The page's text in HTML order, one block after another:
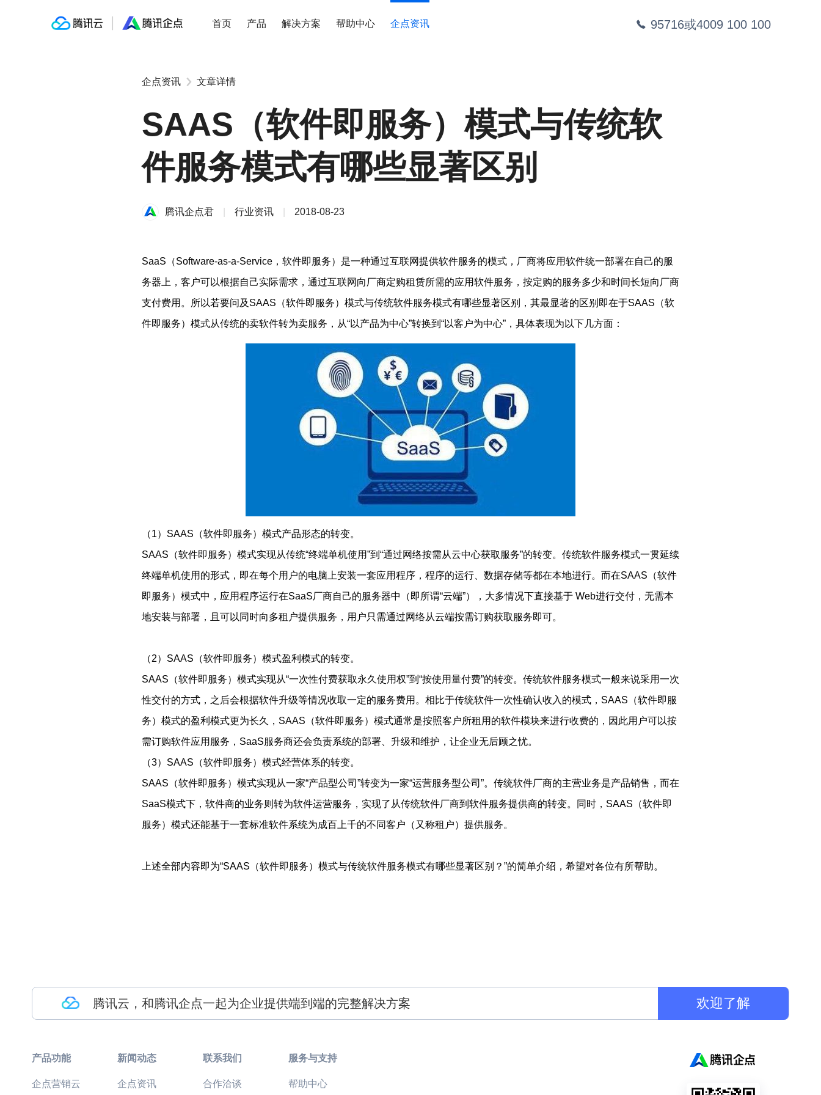
首页 产品 解决方案 帮助中心 企点资讯 95716或4009 100 100
企点资讯 文章详情
SAAS（软件即服务）模式与传统软
件服务模式有哪些显著区别
腾讯企点君 行业资讯 2018-08-23
SaaS（Software-as-a-Service，软件即服务）是一种通过互联网提供软件服务的模式，厂商将应用软件统一部署在自己的服
务器上，客户可以根据自己实际需求，通过互联网 向厂商定购租赁所需的应用软件服务，按定购的服务多少和时间长短向厂商
支付费用。所以若要问及SAAS（软件即服务）模式与传统软件服务模式有哪些显著区别，其最显著的区别即在于SAAS（软
件即服务）模式从传统的卖软件转为卖服务，从“以产品为中心”转换到“以客户为中心”，具体表现为以下几方面：
（1）SAAS（软件即服务）模式产品形态的转变。
SAAS（软件即服务）模式实现从传统“终端单机使用”到“通过网络按需从云中心获取服务”的转变。传统软件服务模式一贯延续
终端单机使用的形式，即在每个用户的电脑上安装一套应用程序，程序的运行、数据存储等都在本地进行。而在SAAS（软件
即服务）模式中，应用程序运行在SaaS厂商自己的服务器中（即所谓“云端”），大多情况下直接基于 Web进行交付，无需本
地安装与部署，且可以同时向多租户提供服务，用户只需通过网络从云端按需订购获取服务即可。
（2）SAAS（软件即服务）模式盈利模式的转变。
SAAS（软件即服务）模式实现从“一次性付费获取永久使用权”到“按使用量付费”的转变。传统软件服务模式一般来说采用一次
性交付的方式，之后会根据软件升级等情况收取一定的服务费用。相比于传统软件一次性确认收入的模式，SAAS（软件即服
务）模式的盈利模式更为长久，SAAS（软件即服务）模式通常是按照客户所租用的软件模块来进行收费的，因此用户可以按
需订购软件应用服务，SaaS服务商还会负责系统的部署、升级和维护，让企业无后顾之忧。
（3）SAAS（软件即服务）模式经营体系的转变。
SAAS（软件即服务）模式实现从一家“产品型公司”转变为一家“运营服务型公司”。传统软件厂商的主营业务是产品销售，而在
SaaS模式下，软件商的业务则转为软件运营服务，实现了从传统软件厂商到软件服务提供商的转变。同时，SAAS（软件即
服务）模式还能基于一套标准软件系统为成百上千的不同客户（又称租户）提供服务。
上述全部内容即为“SAAS（软件即服务）模式与传统软件服务模式有哪些显著区别？”的简单介绍，希望对各位有所帮助。
腾讯云，和腾讯企点一起为企业提供端到端的完整解决方案 欢迎了解
产品功能
企点营销云
新闻动态
企点资讯
联系我们
合作洽谈
服务与支持
帮助中心